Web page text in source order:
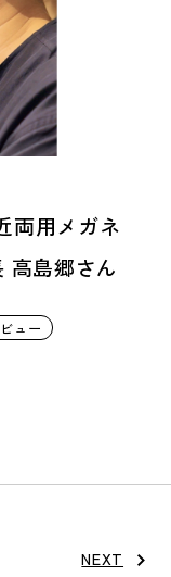
両用メガネ
高島郷さん
ュー
NEXT